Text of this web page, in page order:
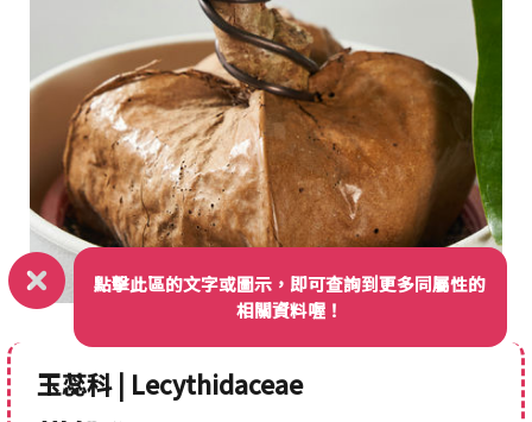
點擊此區的文字或圖示，即可查詢到更多同屬性的
相關資料喔！
玉蕊科 | Lecythidaceae